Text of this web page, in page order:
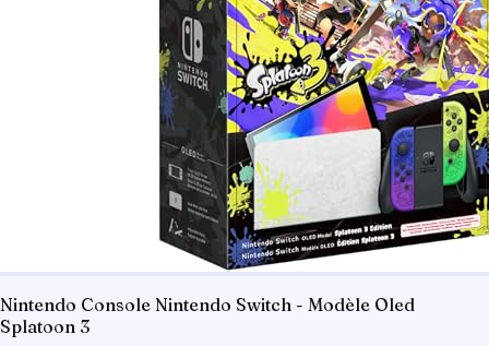
Nintendo Console Nintendo Switch - Modèle Oled
Splatoon 3